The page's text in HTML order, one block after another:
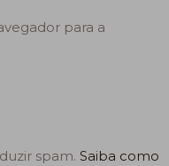
para a
spam.Saiba como